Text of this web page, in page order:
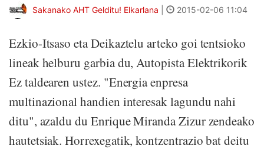
Sakanako AHT Gelditu! Elkarlana 2015-02-06 11:04
Ezkio-Itsaso eta Deikaztelu arteko goi tentsioko
lineak helburu garbia du, Autopista Elektrikorik
Ez taldearen ustez. "Energia enpresa
multinazional handien interesak lagundu nahi
ditu", azaldu du Enrique Miranda Zizur zendeako
hautetsiak. Horrexegatik, kontzentrazio bat deitu